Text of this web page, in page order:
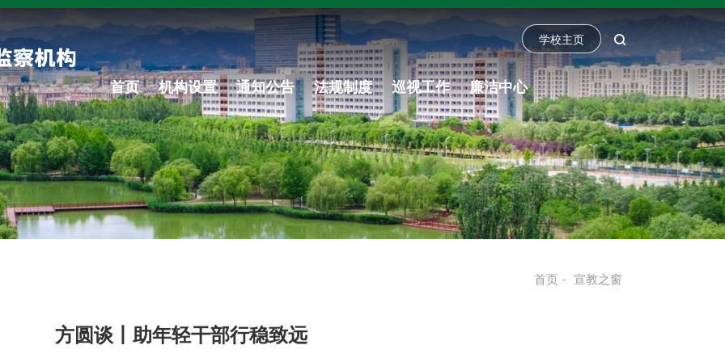
学校主页
首页 机构设置 通知公告 法规制度 巡视工作 廉洁中心
首页 - 宣教之窗
方圆谈丨助年轻干部行稳致远